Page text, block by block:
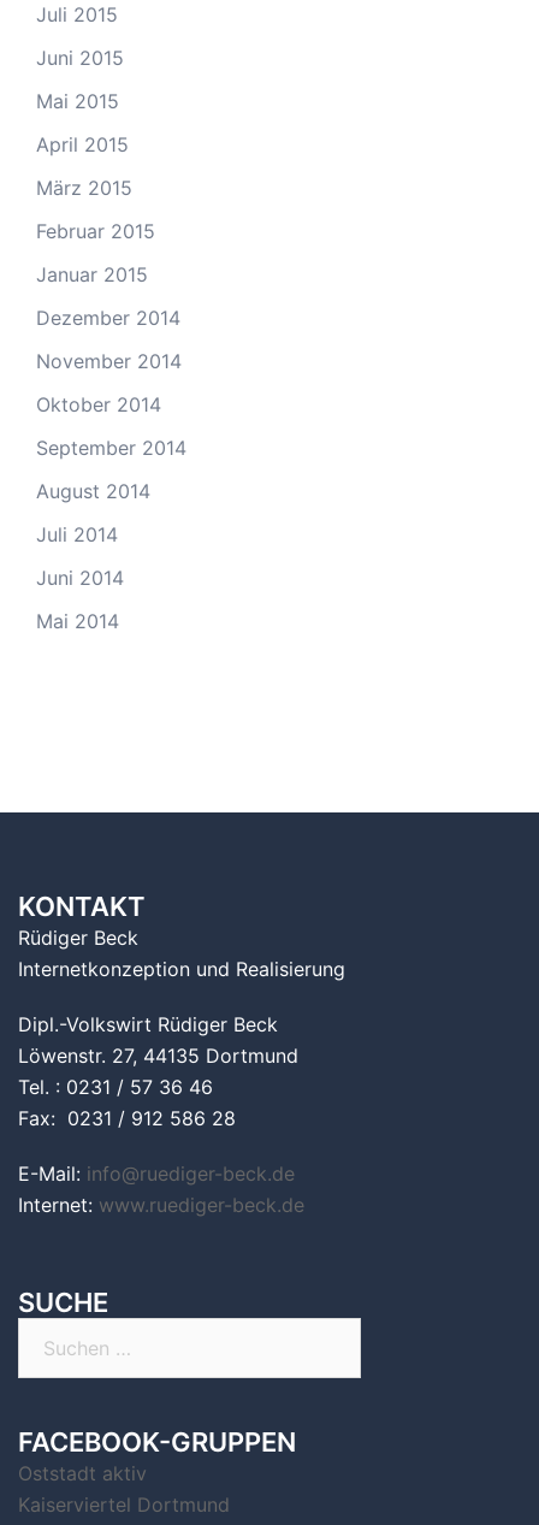
Juli 2015
Juni 2015
Mai 2015
April 2015
März 2015
Februar 2015
Januar 2015
Dezember 2014
November 2014
Oktober 2014
September 2014
August 2014
Juli 2014
Juni 2014
Mai 2014
KONTAKT
Rüdiger Beck
Internetkonzeption und Realisierung
Dipl.-Volkswirt Rüdiger Beck
Löwenstr. 27, 44135 Dortmund
Tel. : 0231 / 57 36 46
Fax: 0231 / 912 586 28
E-Mail: info@ruediger-beck.de
Internet: www.ruediger-beck.de
SUCHE
nach:
FACEBOOK-GRUPPEN
Oststadt aktiv
Kaiserviertel Dortmund